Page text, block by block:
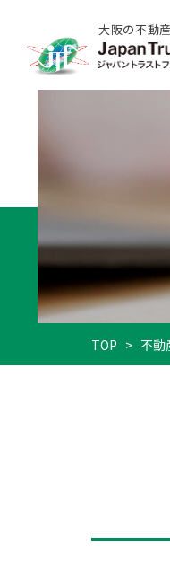
大阪の不動
TOP > 不動